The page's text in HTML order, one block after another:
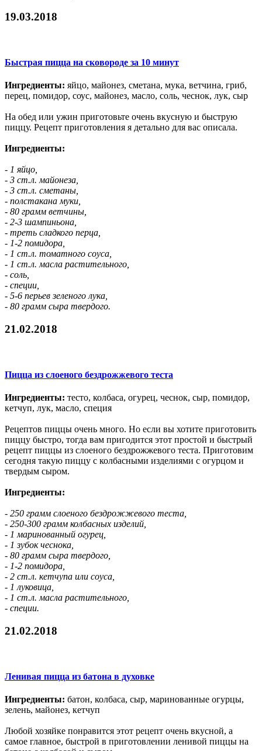
19.03.2018
Быстрая пицца на сковороде за 10 минут
Ингредиенты: яйцо, майонез, сметана, мука, ветчина, гриб,
перец, помидор, соус, майонез, масло, соль, чеснок, лук, сыр
На обед или ужин приготовьте очень вкусную и быструю
пиццу. Рецепт приготовления я детально для вас описала.
Ингредиенты:
- 1 яйцо,
- 3 ст.л. майонеза,
- 3 ст.л. сметаны,
- полстакана муки,
- 80 грамм ветчины,
- 2-3 шампиньона,
- треть сладкого перца,
- 1-2 помидора,
- 1 ст.л. томатного соуса,
- 1 ст.л. масла растительного,
- соль,
- специи,
- 5-6 перьев зеленого лука,
- 80 грамм сыра твердого.
21.02.2018
Пицца из слоеного бездрожжевого теста
Ингредиенты: тесто, колбаса, огурец, чеснок, сыр, помидор,
кетчуп, лук, масло, специя
Рецептов пиццы очень много. Но если вы хотите приготовить
пиццу быстро, тогда вам пригодится этот простой и быстрый
рецепт пиццы из слоеного бездрожжевого теста. Приготовим
сегодня такую пиццу с колбасными изделиями с огурцом и
твердым сыром.
Ингредиенты:
- 250 грамм слоеного бездрожжевого теста,
- 250-300 грамм колбасных изделий,
- 1 маринованный огурец,
- 1 зубок чеснока,
- 80 грамм сыра твердого,
- 1-2 помидора,
- 2 ст.л. кетчупа или соуса,
- 1 луковица,
- 1 ст.л. масла растительного,
- специи.
21.02.2018
Ленивая пицца из батона в духовке
Ингредиенты: батон, колбаса, сыр, маринованные огурцы,
зелень, майонез, кетчуп
Любой хозяйке понравится этот рецепт очень вкусной, а
самое главное, быстрой в приготовлении ленивой пиццы на